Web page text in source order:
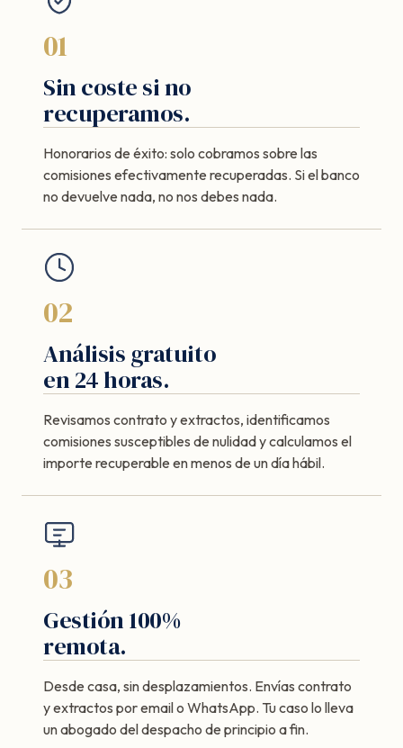
01
Sin coste si no
recuperamos.
Honorarios de éxito: solo cobramos sobre las
comisiones efectivamente recuperadas. Si el banco
no devuelve nada, no nos debes nada.
02
Análisis gratuito
en 24 horas.
Revisamos contrato y extractos, identificamos
comisiones susceptibles de nulidad y calculamos el
importe recuperable en menos de un día hábil.
03
Gestión 100%
remota.
Desde casa, sin desplazamientos. Envías contrato
y extractos por email o WhatsApp. Tu caso lo lleva
un abogado del despacho de principio a fin.